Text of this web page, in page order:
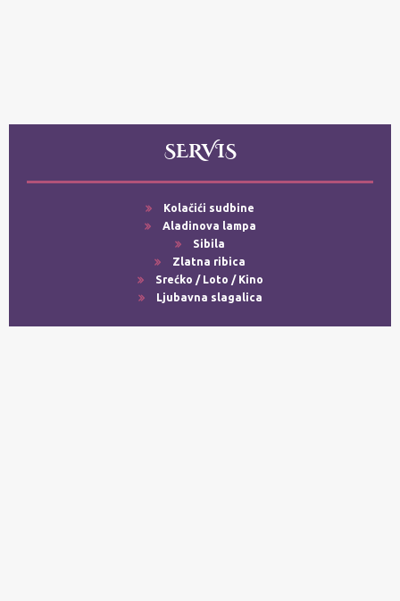
SERVIS
Kolačići sudbine
Aladinova lampa
Sibila
Zlatna ribica
Srećko / Loto / Kino
Ljubavna slagalica